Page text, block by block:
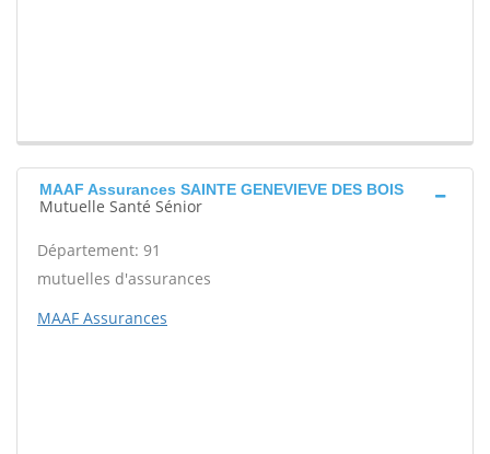
MAAF Assurances SAINTE GENEVIEVE DES BOIS
Mutuelle Santé Sénior
Département: 91
mutuelles d'assurances
MAAF Assurances